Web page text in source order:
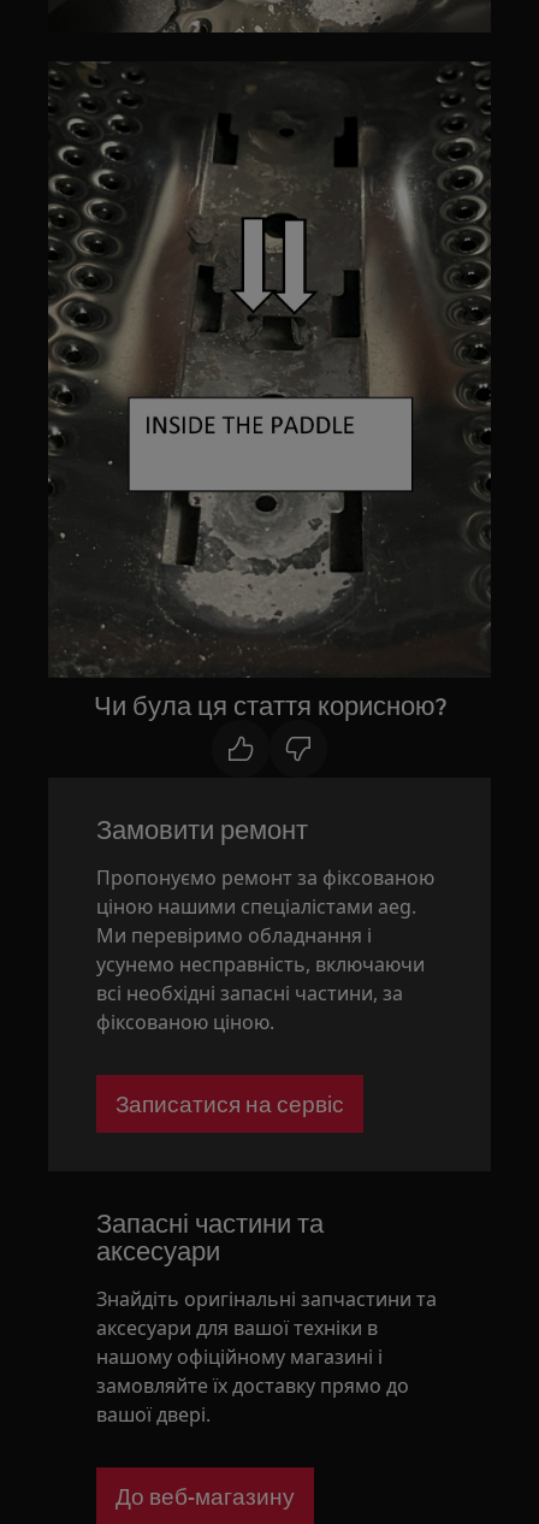
Чи була ця стаття корисною?
Замовити ремонт
Пропонуємо ремонт за фіксованою
ціною нашими спеціалістами aeg.
Ми перевіримо обладнання і
усунемо несправність, включаючи
всі необхідні запасні частини, за
фіксованою ціною.
Записатися на сервіс
Запасні частини та
аксесуари
Знайдіть оригінальні запчастини та
аксесуари для вашої техніки в
нашому офіційному магазині і
замовляйте їх доставку прямо до
вашої двері.
До веб-магазину